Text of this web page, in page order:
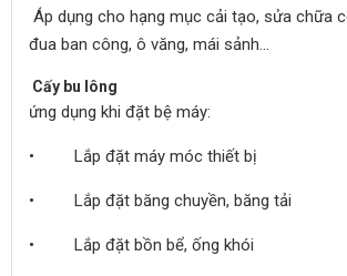
Áp dụng cho hạng mục cải tạo, sửa chữa
đua ban công, ô văng, mái sảnh…
Cấy bu lông
ứng dụng khi đặt bệ máy:
• Lắp đặt máy móc thiết bị
• Lắp đặt băng chuyền, băng tải
• Lắp đặt bồn bể, ống khói